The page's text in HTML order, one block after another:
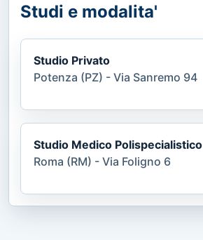
Studi e modalita'
Studio Privato
Potenza (PZ) - Via Sanremo 94
Studio Medico Polispecialistico
Roma (RM) - Via Foligno 6